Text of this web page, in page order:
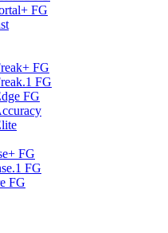
FG
FG
FG
FG
FG
FG
FG